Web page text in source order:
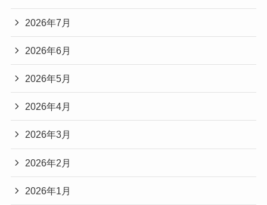
2026年7月
2026年6月
2026年5月
2026年4月
2026年3月
2026年2月
2026年1月